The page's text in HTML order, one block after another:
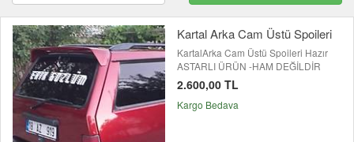
Kartal Arka Cam Üstü Spoileri
KartalArka Cam Üstü Spoileri Hazır
ASTARLI ÜRÜN -HAM DEĞİLDİR
2.600,00 TL
Kargo Bedava